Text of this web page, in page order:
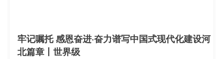
牢记嘱托 感恩奋进·奋力谱写中国式现代化建设河
北篇章丨世界级